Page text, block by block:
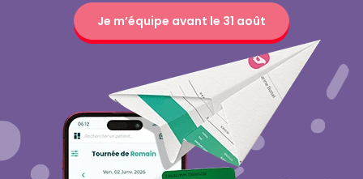
Je m’équipe avant le 31 août